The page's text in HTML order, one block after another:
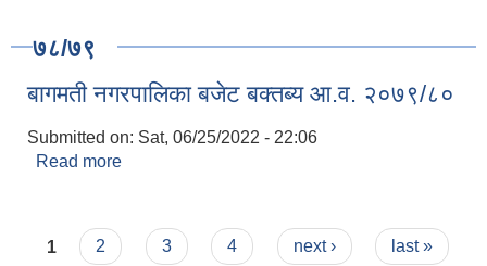
७८/७९
बागमती नगरपालिका बजेट बक्तब्य आ.व. २०७९/८०
Submitted on: Sat, 06/25/2022 - 22:06
Read more
Pages
1 2 3 4 next › last »